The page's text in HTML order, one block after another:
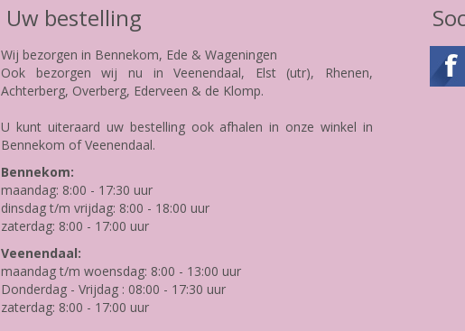
Uw bestelling
Wij bezorgen in Bennekom, Ede & Wageningen
Ook bezorgen wij nu in Veenendaal, Elst (utr), Rhenen,
Achterberg, Overberg, Ederveen & de Klomp.
U kunt uiteraard uw bestelling ook afhalen in onze winkel in
Bennekom of Veenendaal.
Bennekom:
maandag: 8:00 - 17:30 uur
dinsdag t/m vrijdag: 8:00 - 18:00 uur
zaterdag: 8:00 - 17:00 uur
Veenendaal:
maandag t/m woensdag: 8:00 - 13:00 uur
Donderdag - Vrijdag : 08:00 - 17:30 uur
zaterdag: 8:00 - 17:00 uur